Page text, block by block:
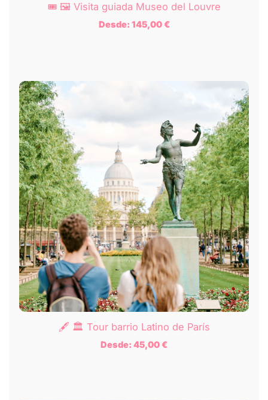
🎟️ 🖼️ Visita guiada Museo del Louvre
Desde: 145,00€
🖋️ 🏛️ Tour barrio Latino de París
Desde: 45,00€